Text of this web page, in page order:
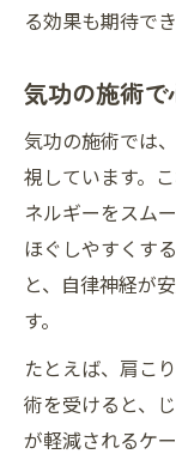
る効果も期待でき
気功の施術
気功の施術では
視しています。
ネルギーをスム
ほぐしやすくす
と、自律神経が
す。
たとえば、肩こ
術を受けると、
が軽減されるケ